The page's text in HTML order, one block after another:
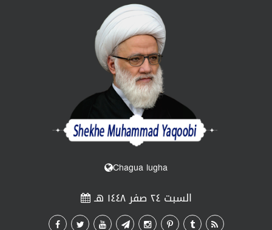
Chagua lugha
السبت ٢٤ صفر ١٤٤٨ هـ